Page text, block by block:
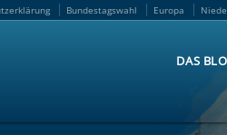
Bundestagswahl Europa
DAS
Bundestagswahl Europa
DAS